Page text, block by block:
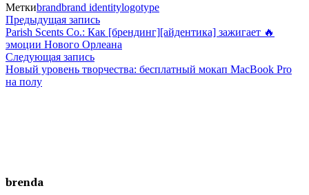
Меткиbrandbrand identitylogotype
Навигация
по
записям
Предыдущая записьПредыдущая
запись:
Parish Scents Co.: Как [брендинг][айдентика] зажигает 🔥
эмоции Нового Орлеана
Следующая записьСледующая
запись:
Новый уровень творчества: бесплатный мокап MacBook Pro
на полу
brenda